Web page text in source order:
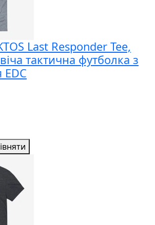
Last Responder Tee,
тактична футболка з